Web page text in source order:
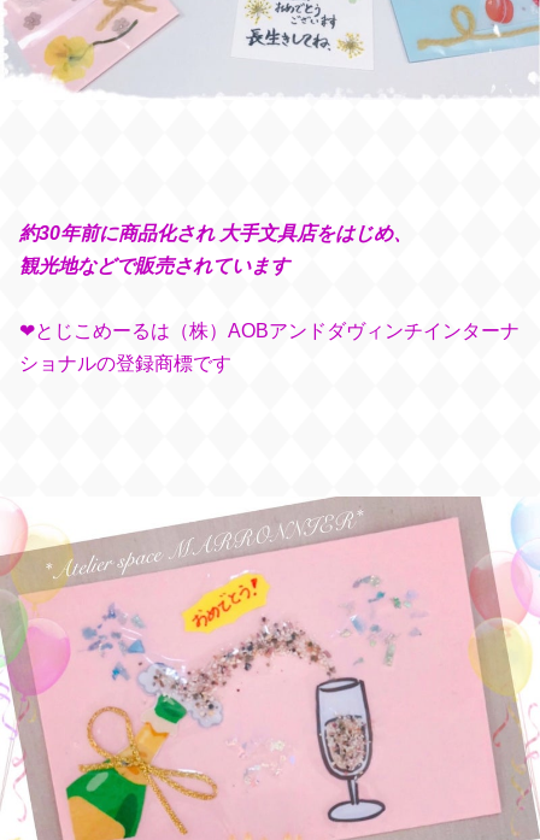
約30年前に商品化され 大手文具店をはじめ、
観光地などで販売されています
❤︎とじこめーるは（株）AOBアンドダヴィンチインターナ
ショナルの登録商標です